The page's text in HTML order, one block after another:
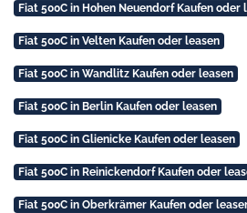
Fiat 500C in Hohen Neuendorf Kaufen oder
Fiat 500C in Velten Kaufen oder leasen
Fiat 500C in Wandlitz Kaufen oder leasen
Fiat 500C in Berlin Kaufen oder leasen
Fiat 500C in Glienicke Kaufen oder leasen
Fiat 500C in Reinickendorf Kaufen oder
Fiat 500C in Oberkrämer Kaufen oder